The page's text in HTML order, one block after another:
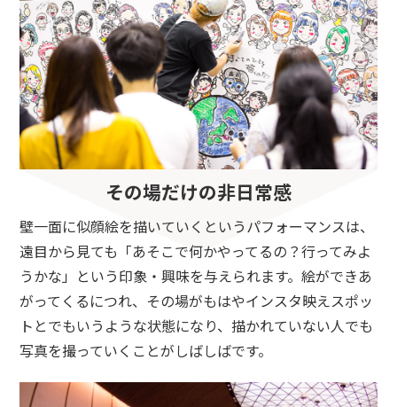
その場だけの非日常感
壁一面に似顔絵を描いていくというパフォーマンスは、
遠目から見ても「あそこで何かやってるの？行ってみよ
うかな」という印象・興味を与えられます。絵ができあ
がってくるにつれ、その場がもはやインスタ映えスポッ
トとでもいうような状態になり、描かれていない人でも
写真を撮っていくことがしばしばです。